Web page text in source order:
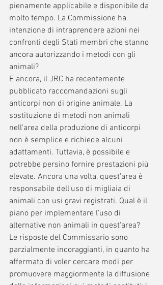
pienamente applicabile e disponibile da
molto tempo. La Commissione ha
intenzione di intraprendere azioni nei
confronti degli Stati membri che stanno
ancora autorizzando i metodi con gli
animali?
E ancora, il JRC ha recentemente
pubblicato raccomandazioni sugli
anticorpi non di origine animale. La
sostituzione di metodi non animali
nell'area della produzione di anticorpi
non è semplice e richiede alcuni
adattamenti. Tuttavia, è possibile e
potrebbe persino fornire prestazioni più
elevate. Ancora una volta, quest'area è
responsabile dell'uso di migliaia di
animali con usi gravi registrati. Qual è il
piano per implementare l'uso di
alternative non animali in quest'area?
Le risposte del Commissario sono
parzialmente incoraggianti, in quanto ha
affermato di voler cercare modi per
promuovere maggiormente la diffusione